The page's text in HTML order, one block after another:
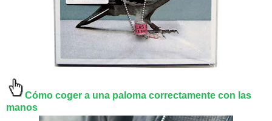
Cómo coger a una paloma correctamente con las
manos